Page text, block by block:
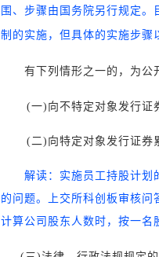
围、步骤由国务院另行规定
制的实施，但具体的实施步骤
有下列情形之一的，为公
(一)向不特定对象发行证
(二)向特定对象发行证券
解读：实施员工持股计划
的问题。上交所科创板审核问
计算公司股东人数时，按一名